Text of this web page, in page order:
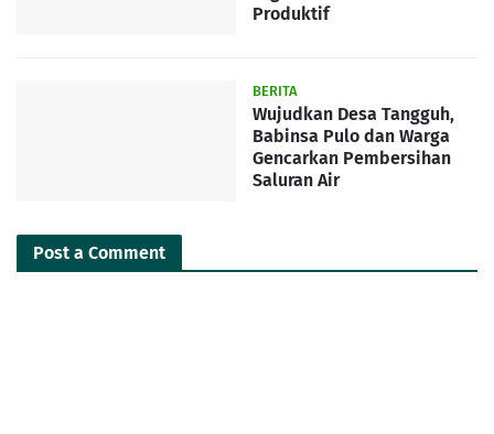
Produktif
BERITA
Wujudkan Desa Tangguh,
Babinsa Pulo dan Warga
Gencarkan Pembersihan
Saluran Air
Post a Comment